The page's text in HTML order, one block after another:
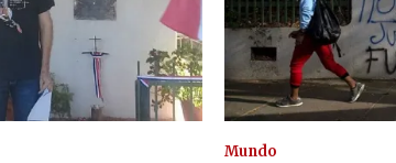
Mundo